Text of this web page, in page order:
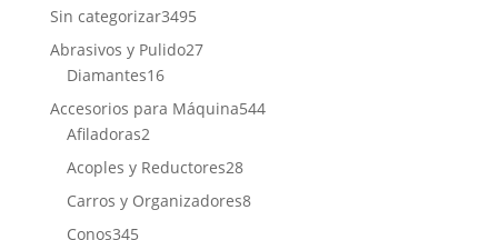
Sin categorizar34953495
productos
Abrasivos y Pulido2727
Diamantes1616
productos
Accesorios para Máquina544544
Afiladoras22
productos
Acoples y Reductores2828
productos
Carros y Organizadores88
Conos345345